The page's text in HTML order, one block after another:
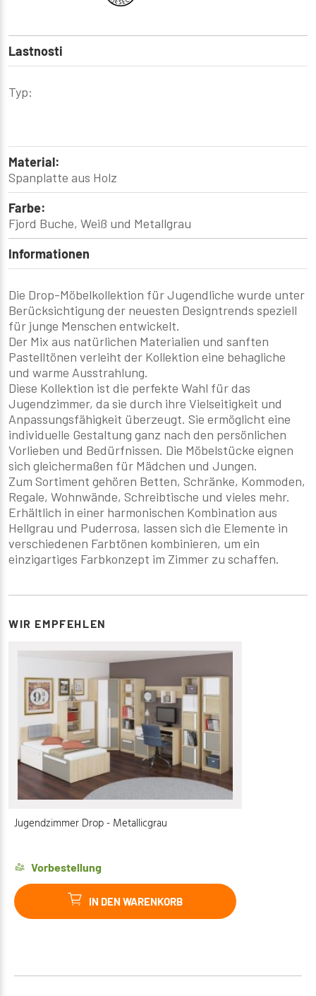
Lastnosti
Typ:
Material:
Spanplatte aus Holz
Farbe:
Fjord Buche, Weiß und Metallgrau
Informationen
Die Drop-Möbelkollektion für Jugendliche wurde unter
Berücksichtigung der neuesten Designtrends speziell
für junge Menschen entwickelt.
Der Mix aus natürlichen Materialien und sanften
Pastelltönen verleiht der Kollektion eine behagliche
und warme Ausstrahlung.
Diese Kollektion ist die perfekte Wahl für das
Jugendzimmer, da sie durch ihre Vielseitigkeit und
Anpassungsfähigkeit überzeugt. Sie ermöglicht eine
individuelle Gestaltung ganz nach den persönlichen
Vorlieben und Bedürfnissen. Die Möbelstücke eignen
sich gleichermaßen für Mädchen und Jungen.
Zum Sortiment gehören Betten, Schränke, Kommoden,
Regale, Wohnwände, Schreibtische und vieles mehr.
Erhältlich in einer harmonischen Kombination aus
Hellgrau und Puderrosa, lassen sich die Elemente in
verschiedenen Farbtönen kombinieren, um ein
einzigartiges Farbkonzept im Zimmer zu schaffen.
WIR EMPFEHLEN
Jugendzimmer Drop - Metallicgrau
Vorbestellung
IN DEN WARENKORB